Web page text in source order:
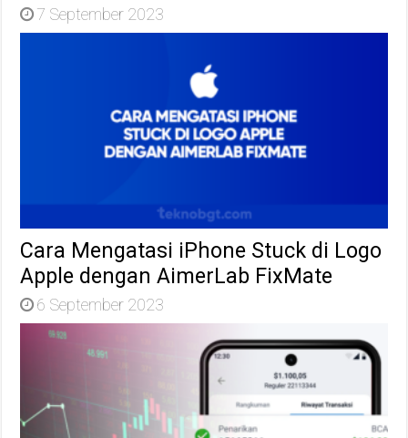
7 September 2023
Cara Mengatasi iPhone Stuck di Logo
Apple dengan AimerLab FixMate
6 September 2023